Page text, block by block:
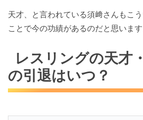
天才、と言われている須﨑さんもこ
ことで今の功績があるのだと思います
レスリングの天才
の引退はいつ？